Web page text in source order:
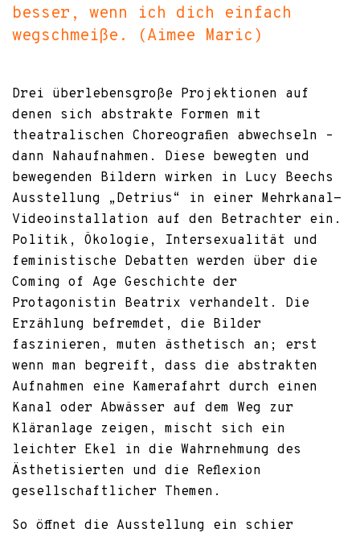
besser, wenn ich dich einfach
wegschmeiße. (Aimee Maric)
Drei überlebensgroße Projektionen auf
denen sich abstrakte Formen mit
theatralischen Choreografien abwechseln –
dann Nahaufnahmen. Diese bewegten und
bewegenden Bildern wirken in Lucy Beechs
Ausstellung „Detrius“ in einer Mehrkanal-
Videoinstallation auf den Betrachter ein.
Politik, Ökologie, Intersexualität und
feministische Debatten werden über die
Coming of Age Geschichte der
Protagonistin Beatrix verhandelt. Die
Erzählung befremdet, die Bilder
faszinieren, muten ästhetisch an; erst
wenn man begreift, dass die abstrakten
Aufnahmen eine Kamerafahrt durch einen
Kanal oder Abwässer auf dem Weg zur
Kläranlage zeigen, mischt sich ein
leichter Ekel in die Wahrnehmung des
Ästhetisierten und die Reflexion
gesellschaftlicher Themen.
So öffnet die Ausstellung ein schier